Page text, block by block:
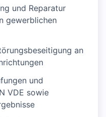
und Reparatur
gewerblichen
an
und
VDE sowie